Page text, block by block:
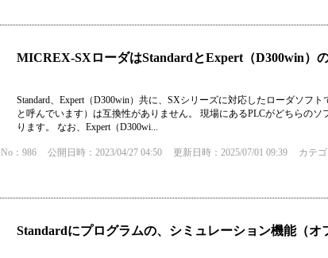
MICREX-SXローダはStandardとExpert（D300win）
Standard、Expert（D300win）共に、SXシリーズに対応したローダソフ
と呼んでいます）は互換性がありません。 現場にあるPLCがどちらの
ります。 なお、Expert（D300wi...
No：986 公開日時：2023/04/27 04:50 更新日時：2025/07/01 09:39 カテ
Standardにプログラムの、シミュレーション機能（